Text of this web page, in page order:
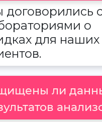
договорились с
о
для наших
ли